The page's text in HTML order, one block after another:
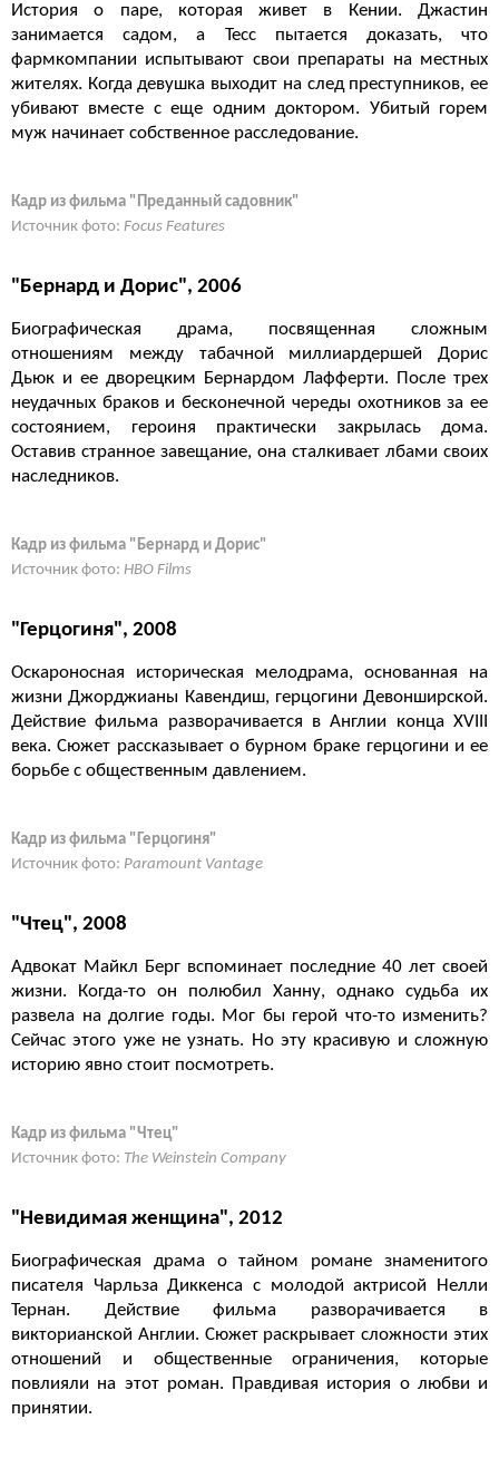
История о паре, которая живет в Кении. Джастин
занимается садом, а Тесс пытается доказать, что
фармкомпании испытывают свои препараты на местных
жителях. Когда девушка выходит на след преступников, ее
убивают вместе с еще одним доктором. Убитый горем
муж начинает собственное расследование.
Кадр из фильма "Преданный садовник"
Источник фото: Focus Features
"Бернард и Дорис", 2006
Биографическая драма, посвященная сложным
отношениям между табачной миллиардершей Дорис
Дьюк и ее дворецким Бернардом Лафферти. После трех
неудачных браков и бесконечной череды охотников за ее
состоянием, героиня практически закрылась дома.
Оставив странное завещание, она сталкивает лбами своих
наследников.
Кадр из фильма "Бернард и Дорис"
Источник фото: HBO Films
"Герцогиня", 2008
Оскароносная историческая мелодрама, основанная на
жизни Джорджианы Кавендиш, герцогини Девонширской.
Действие фильма разворачивается в Англии конца XVIII
века. Сюжет рассказывает о бурном браке герцогини и ее
борьбе с общественным давлением.
Кадр из фильма "Герцогиня"
Источник фото: Paramount Vantage
"Чтец", 2008
Адвокат Майкл Берг вспоминает последние 40 лет своей
жизни. Когда-то он полюбил Ханну, однако судьба их
развела на долгие годы. Мог бы герой что-то изменить?
Сейчас этого уже не узнать. Но эту красивую и сложную
историю явно стоит посмотреть.
Кадр из фильма "Чтец"
Источник фото: The Weinstein Company
"Невидимая женщина", 2012
Биографическая драма о тайном романе знаменитого
писателя Чарльза Диккенса с молодой актрисой Нелли
Тернан. Действие фильма разворачивается в
викторианской Англии. Сюжет раскрывает сложности этих
отношений и общественные ограничения, которые
повлияли на этот роман. Правдивая история о любви и
принятии.